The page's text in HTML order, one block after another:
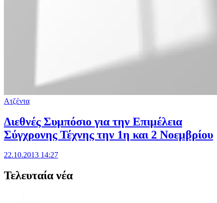
Ατζέντα
Διεθνές Συμπόσιο για την Επιμέλεια
Σύγχρονης Τέχνης την 1η και 2 Νοεμβρίου
22.10.2013 14:27
Τελευταία νέα